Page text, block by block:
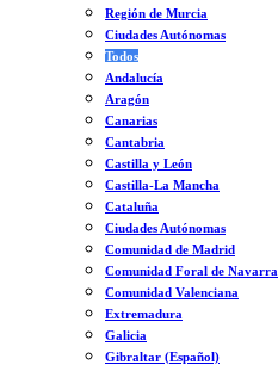
Región de Murcia
Ciudades Autónomas
Todos
Andalucía
Aragón
Canarias
Cantabria
Castilla y León
Castilla-La Mancha
Cataluña
Ciudades Autónomas
Comunidad de Madrid
Comunidad Foral de Navarra
Comunidad Valenciana
Extremadura
Galicia
Gibraltar (Español)